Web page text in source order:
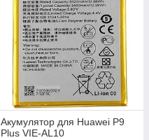
Акумулятор для Huawei P9
Plus VIE-AL10